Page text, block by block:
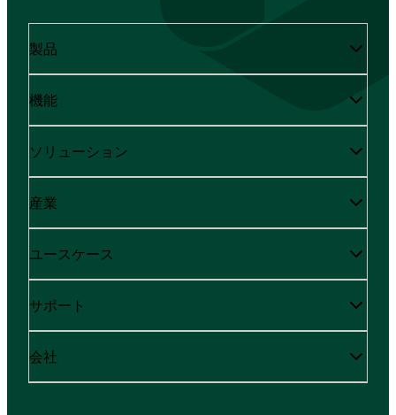
製品
機能
ソリューション
産業
ユースケース
サポート
会社